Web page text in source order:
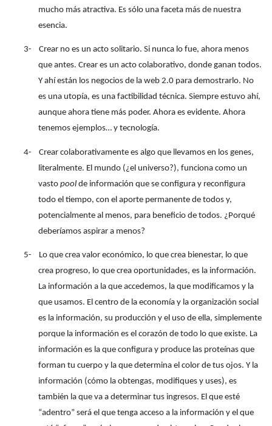
mucho más atractiva. Es sólo una faceta más de nuestra
esencia.
3-
Crear no es un acto solitario. Si nunca lo fue, ahora menos
que antes. Crear es un acto colaborativo, donde ganan todos.
Y ahí están los negocios de la web 2.0 para demostrarlo. No
es una utopía, es una factibilidad técnica. Siempre estuvo ahí,
aunque ahora tiene más poder. Ahora es evidente. Ahora
tenemos ejemplos… y tecnología.
4-
Crear colaborativamente es algo que llevamos en los genes,
literalmente. El mundo (¿el universo?), funciona como un
vasto pool de información que se configura y reconfigura
todo el tiempo, con el aporte permanente de todos y,
potencialmente al menos, para beneficio de todos. ¿Porqué
deberíamos aspirar a menos?
5-
Lo que crea valor económico, lo que crea bienestar, lo que
crea progreso, lo que crea oportunidades, es la información.
La información a la que accedemos, la que modificamos y la
que usamos. El centro de la economía y la organización social
es la información, su producción y el uso de ella, simplemente
porque la información es el corazón de todo lo que existe. La
información es la que configura y produce las proteínas que
forman tu cuerpo y la que determina el color de tus ojos. Y la
información (cómo la obtengas, modifiques y uses), es
también la que va a determinar tus ingresos. El que esté
“adentro” será el que tenga acceso a la información y el que